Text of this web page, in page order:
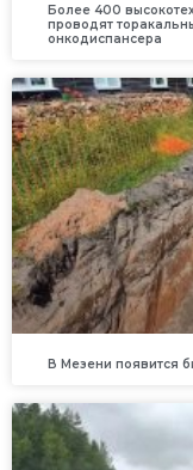
Более 400
проводят
онкодиспансера
В Мезени появится